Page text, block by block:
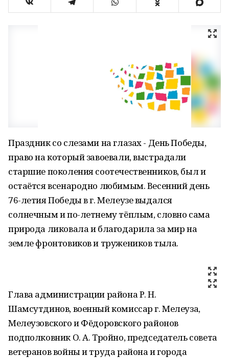
Праздник со слезами на глазах - День Победы,
право на который завоевали, выстрадали
старшие поколения соотечественников, был и
остаётся всенародно любимым. Весенний день
76-летия Победы в г. Мелеузе выдался
солнечным и по-летнему тёплым, словно сама
природа ликовала и благодарила за мир на
земле фронтовиков и тружеников тыла.
Глава администрации района Р. Н.
Шамсутдинов, военный комиссар г. Мелеуза,
Мелеузовского и Фёдоровского районов
подполковник О. А. Тройно, председатель совета
ветеранов войны и труда района и города